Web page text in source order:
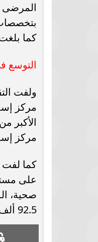
كما بلغت تكاليف العلاج 10.3
التوسع
مركز إسعاف، ثم
92.5 ألف سرير.
برشلونة يستعيد
كأس